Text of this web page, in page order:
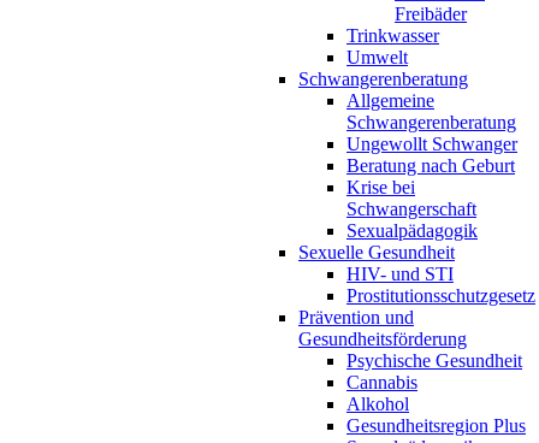
Freibäder
Trinkwasser
Umwelt
Schwangerenberatung
Allgemeine
Schwangerenberatung
Ungewollt Schwanger
Beratung nach Geburt
Krise bei
Schwangerschaft
Sexualpädagogik
Sexuelle Gesundheit
HIV- und STI
Prostitutionsschutzgesetz
Prävention und
Gesundheitsförderung
Psychische Gesundheit
Cannabis
Alkohol
Gesundheitsregion Plus